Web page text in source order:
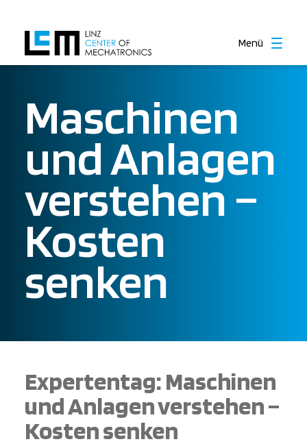
Menü
Maschinen
und Anlagen
verstehen –
Kosten
senken
Expertentag: Maschinen
und Anlagen verstehen –
Kosten senken